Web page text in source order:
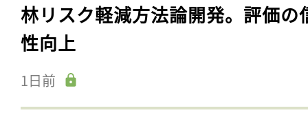
林リスク軽減方法論開発。評価の
性向上
1日前